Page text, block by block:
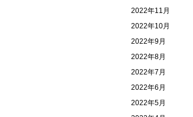
2022年11月
2022年10月
2022年9月
2022年8月
2022年7月
2022年6月
2022年5月